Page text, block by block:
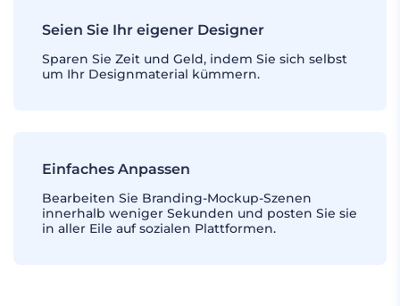
Seien Sie Ihr eigener Designer
Sparen Sie Zeit und Geld, indem Sie sich selbst
um Ihr Designmaterial kümmern.
Einfaches Anpassen
Bearbeiten Sie Branding-Mockup-Szenen
innerhalb weniger Sekunden und posten Sie sie
in aller Eile auf sozialen Plattformen.